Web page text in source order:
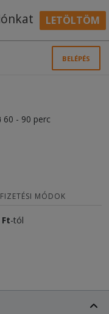
LETÖLTÖM
BELÉPÉS
60 - 90 perc
FIZETÉSI MÓDOK
Ft-tól